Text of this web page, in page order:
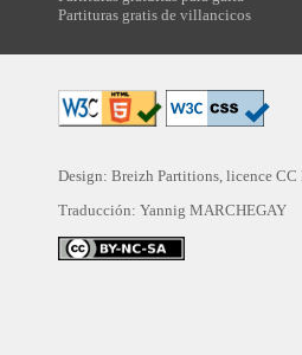
Partituras gratis de villancicos
Design: Breizh Partitions, licence CC
Traducción: Yannig MARCHEGAY